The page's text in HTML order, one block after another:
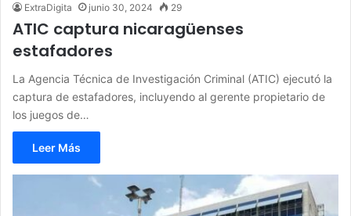
ExtraDigita junio 30, 2024 29
ATIC captura nicaragüenses
estafadores
La Agencia Técnica de Investigación Criminal (ATIC) ejecutó la
captura de estafadores, incluyendo al gerente propietario de
los juegos de…
Leer Más